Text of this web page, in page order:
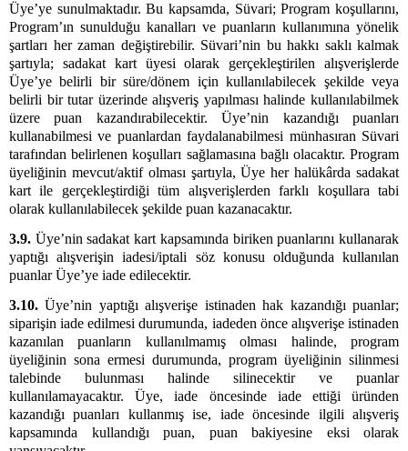
Üye’ye sunulmaktadır. Bu kapsamda, Süvari; Program koşullarını,
Program’ın sunulduğu kanalları ve puanların kullanımına yönelik
şartları her zaman değiştirebilir. Süvari’nin bu hakkı saklı kalmak
şartıyla; sadakat kart üyesi olarak gerçekleştirilen alışverişlerde
Üye’ye belirli bir süre/dönem için kullanılabilecek şekilde veya
belirli bir tutar üzerinde alışveriş yapılması halinde kullanılabilmek
üzere puan kazandırabilecektir. Üye’nin kazandığı puanları
kullanabilmesi ve puanlardan faydalanabilmesi münhasıran Süvari
tarafından belirlenen koşulları sağlamasına bağlı olacaktır. Program
üyeliğinin mevcut/aktif olması şartıyla, Üye her halükârda sadakat
kart ile gerçekleştirdiği tüm alışverişlerden farklı koşullara tabi
olarak kullanılabilecek şekilde puan kazanacaktır.
3.9. Üye’nin sadakat kart kapsamında biriken puanlarını kullanarak
yaptığı alışverişin iadesi/iptali söz konusu olduğunda kullanılan
puanlar Üye’ye iade edilecektir.
3.10.Üye’nin yaptığı alışverişe istinaden hak kazandığı puanlar;
siparişin iade edilmesi durumunda, iadeden önce alışverişe istinaden
kazanılan puanların kullanılmamış olması halinde, program
üyeliğinin sona ermesi durumunda, program üyeliğinin silinmesi
talebinde bulunması halinde silinecektir ve puanlar
kullanılamayacaktır. Üye, iade öncesinde iade ettiği üründen
kazandığı puanları kullanmış ise, iade öncesinde ilgili alışveriş
kapsamında kullandığı puan, puan bakiyesine eksi olarak